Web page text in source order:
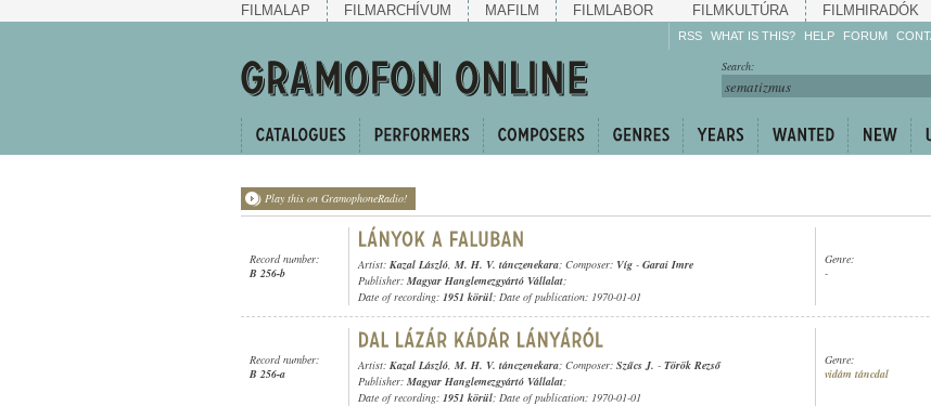
FILMALAP FILMARCHÍVUM MAFILM FILMLABOR FILMKULTÚRA FILMHIRADÓK
RSS WHAT IS THIS? HELP
Enrich!
Share!
FORUM
Search:
Play this on GramophoneRadio!
Record number:
B 256-b
Artist: Kazal László, M. H. V. tánczenekara; Composer: Víg - Garai Imre
Publisher: Magyar Hanglemezgyártó Vállalat;
Date of recording: 1951 körül; Date of publication: 1970-01-01
Genre:
-
Record number:
B 256-a
Artist: Kazal László, M. H. V. tánczenekara; Composer: Szűcs J. - Török Rezső
Publisher: Magyar Hanglemezgyártó Vállalat;
Date of recording: 1951 körül; Date of publication: 1970-01-01
Genre:
vidám táncdal